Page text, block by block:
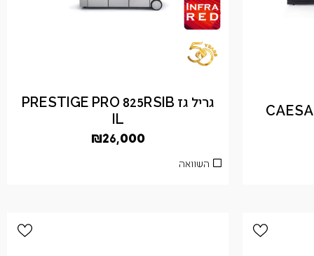
גריל גז PRESTIGE PRO 825RSIB
IL
₪26,000
השוואה